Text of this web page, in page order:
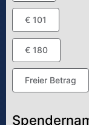
€ 101
€ 180
Freier Betrag